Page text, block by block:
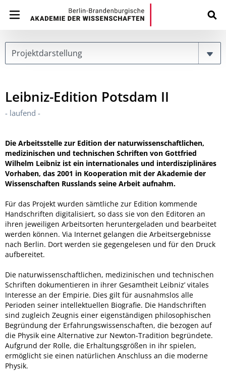
Page
Leibniz-Edition Potsdam II
- laufend -
Die Arbeitsstelle zur Edition der naturwissenschaftlichen,
medizinischen und technischen Schriften von Gottfried
Wilhelm Leibniz ist ein internationales und interdisziplinäres
Vorhaben, das 2001 in Kooperation mit der Akademie der
Wissenschaften Russlands seine Arbeit aufnahm.
Für das Projekt wurden sämtliche zur Edition kommende
Handschriften digitalisiert, so dass sie von den Editoren an
ihren jeweiligen Arbeitsorten heruntergeladen und bearbeitet
werden können. Via Internet gelangen die Arbeitsergebnisse
nach Berlin. Dort werden sie gegengelesen und für den Druck
aufbereitet.
Die naturwissenschaftlichen, medizinischen und technischen
Schriften dokumentieren in ihrer Gesamtheit Leibniz’ vitales
Interesse an der Empirie. Dies gilt für ausnahmslos alle
Perioden seiner intellektuellen Biografie. Die Handschriften
sind zugleich Zeugnis einer eigenständigen philosophischen
Begründung der Erfahrungswissenschaften, die bezogen auf
die Physik eine Alternative zur Newton-Tradition begründete.
Aufgrund der Rolle, die Erhaltungsgrößen in ihr spielen,
ermöglicht sie einen natürlichen Anschluss an die moderne
Physik.